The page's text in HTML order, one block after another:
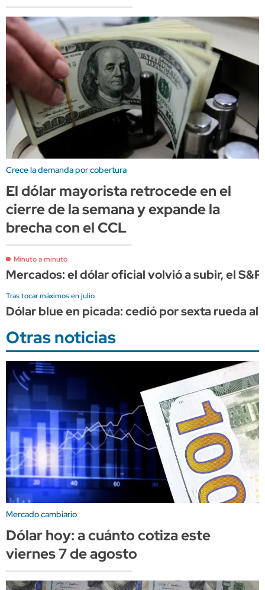
Crece la demanda por cobertura
El dólar mayorista retrocede en el
cierre de la semana y expande la
brecha con el CCL
Minuto a minuto
Mercados: el dólar oficial volvió a subir, el
Tras tocar máximos en julio
Dólar blue en picada: cedió por sexta rueda
Otras noticias
Mercado cambiario
Dólar hoy: a cuánto cotiza este
viernes 7 de agosto